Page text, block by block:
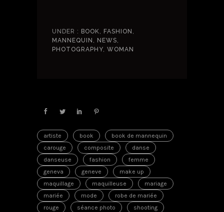
UNDER : BOOK FASHION
MANNEQUIN
NEWS
PHOTOGRAPHY WOMAN
artiste book
book de mannequin
carouge
composite
danse
danseuse
fashion
femme
geneva
geneve
make up
maquillage
maquilleuse
mariage
mariée
mode
robe de mariée
rouge
séance photo shooting